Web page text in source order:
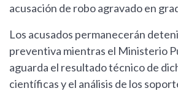
acusación de robo agravado en
Los acusados permanecerán
preventiva mientras el Ministerio
aguarda el resultado técnico de
científicas y el análisis de los